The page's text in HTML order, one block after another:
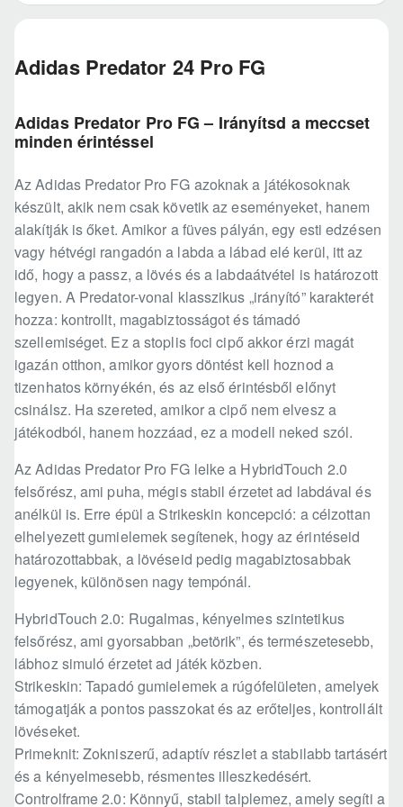
Adidas Predator 24 Pro FG
Adidas Predator Pro FG – Irányítsd a meccset
minden érintéssel
Az Adidas Predator Pro FG azoknak a játékosoknak
készült, akik nem csak követik az eseményeket, hanem
alakítják is őket. Amikor a füves pályán, egy esti edzésen
vagy hétvégi rangadón a labda a lábad elé kerül, itt az
idő, hogy a passz, a lövés és a labdaátvétel is határozott
legyen. A Predator-vonal klasszikus „irányító” karakterét
hozza: kontrollt, magabiztosságot és támadó
szellemiséget. Ez a stoplis foci cipő akkor érzi magát
igazán otthon, amikor gyors döntést kell hoznod a
tizenhatos környékén, és az első érintésből előnyt
csinálsz. Ha szereted, amikor a cipő nem elvesz a
játékodból, hanem hozzáad, ez a modell neked szól.
Az Adidas Predator Pro FG lelke a HybridTouch 2.0
felsőrész, ami puha, mégis stabil érzetet ad labdával és
anélkül is. Erre épül a Strikeskin koncepció: a célzottan
elhelyezett gumielemek segítenek, hogy az érintéseid
határozottabbak, a lövéseid pedig magabiztosabbak
legyenek, különösen nagy tempónál.
HybridTouch 2.0: Rugalmas, kényelmes szintetikus
felsőrész, ami gyorsabban „betörik”, és természetesebb,
lábhoz simuló érzetet ad játék közben.
Strikeskin: Tapadó gumielemek a rúgófelületen, amelyek
támogatják a pontos passzokat és az erőteljes, kontrollált
lövéseket.
Primeknit: Zokniszerű, adaptív részlet a stabilabb tartásért
és a kényelmesebb, résmentes illeszkedésért.
Controlframe 2.0: Könnyű, stabil talplemez, amely segíti a